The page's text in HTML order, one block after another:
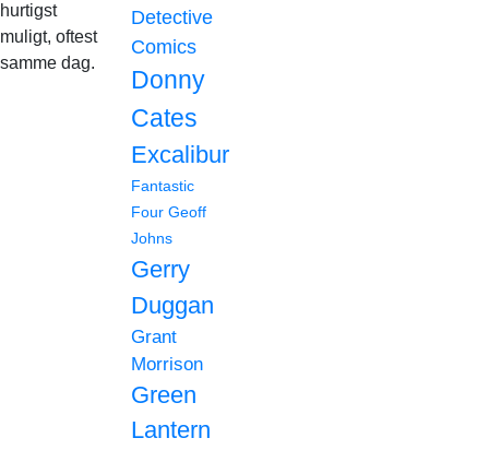
hurtigst
muligt, oftest
samme dag.
Detective
Comics
Donny
Cates
Excalibur
Fantastic
Four Geoff
Johns
Gerry
Duggan
Grant
Morrison
Green
Lantern